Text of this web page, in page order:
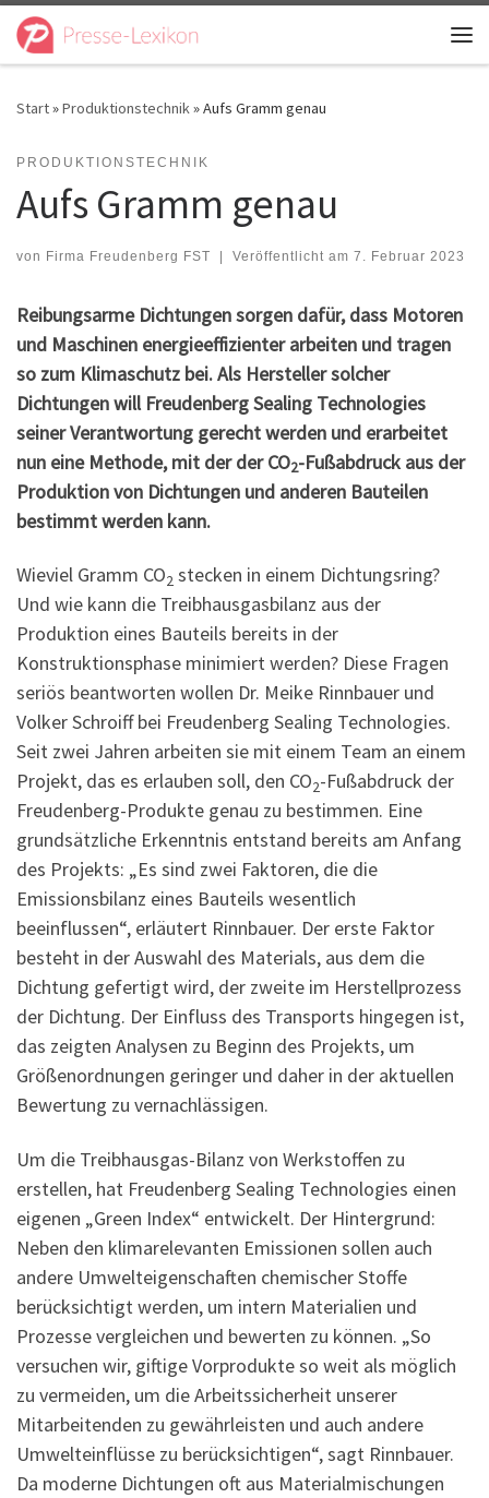
Zum Inhalt springen
Start»Produktionstechnik»Aufs Gramm genau
PRODUKTIONSTECHNIK
Aufs Gramm genau
von Firma Freudenberg FST | Veröffentlicht am 7. Februar 2023
Reibungsarme Dichtungen sorgen dafür, dass Motoren
und Maschinen energieeffizienter arbeiten und tragen
so zum Klimaschutz bei. Als Hersteller solcher
Dichtungen will Freudenberg Sealing Technologies
seiner Verantwortung gerecht werden und erarbeitet
nun eine Methode, mit der der CO2-Fußabdruck aus der
Produktion von Dichtungen und anderen Bauteilen
bestimmt werden kann.
Wieviel Gramm CO2 stecken in einem Dichtungsring?
Und wie kann die Treibhausgasbilanz aus der
Produktion eines Bauteils bereits in der
Konstruktionsphase minimiert werden? Diese Fragen
seriös beantworten wollen Dr. Meike Rinnbauer und
Volker Schroiff bei Freudenberg Sealing Technologies.
Seit zwei Jahren arbeiten sie mit einem Team an einem
Projekt, das es erlauben soll, den CO2-Fußabdruck der
Freudenberg-Produkte genau zu bestimmen. Eine
grundsätzliche Erkenntnis entstand bereits am Anfang
des Projekts: „Es sind zwei Faktoren, die die
Emissionsbilanz eines Bauteils wesentlich
beeinflussen“, erläutert Rinnbauer. Der erste Faktor
besteht in der Auswahl des Materials, aus dem die
Dichtung gefertigt wird, der zweite im Herstellprozess
der Dichtung. Der Einfluss des Transports hingegen ist,
das zeigten Analysen zu Beginn des Projekts, um
Größenordnungen geringer und daher in der aktuellen
Bewertung zu vernachlässigen.
Um die Treibhausgas-Bilanz von Werkstoffen zu
erstellen, hat Freudenberg Sealing Technologies einen
eigenen „Green Index“ entwickelt. Der Hintergrund:
Neben den klimarelevanten Emissionen sollen auch
andere Umwelteigenschaften chemischer Stoffe
berücksichtigt werden, um intern Materialien und
Prozesse vergleichen und bewerten zu können. „So
versuchen wir, giftige Vorprodukte so weit als möglich
zu vermeiden, um die Arbeitssicherheit unserer
Mitarbeitenden zu gewährleisten und auch andere
Umwelteinflüsse zu berücksichtigen“, sagt Rinnbauer.
Da moderne Dichtungen oft aus Materialmischungen